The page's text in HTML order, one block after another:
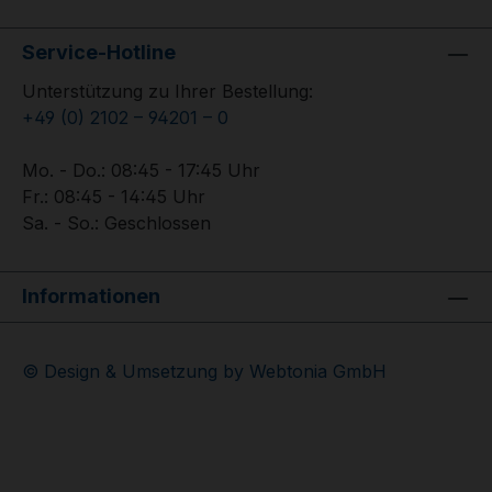
Service-Hotline
Unterstützung zu Ihrer Bestellung:
+49 (0) 2102 – 94201 – 0
Mo. - Do.: 08:45 - 17:45 Uhr
Fr.: 08:45 - 14:45 Uhr
Sa. - So.: Geschlossen
Informationen
© Design & Umsetzung by Webtonia GmbH